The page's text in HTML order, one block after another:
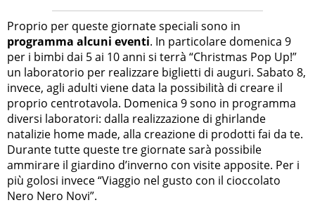
Proprio per queste giornate speciali sono in
programma alcuni eventi. In particolare domenica 9
per i bimbi dai 5 ai 10 anni si terrà “Christmas Pop Up!”
un laboratorio per realizzare biglietti di auguri. Sabato 8,
invece, agli adulti viene data la possibilità di creare il
proprio centrotavola. Domenica 9 sono in programma
diversi laboratori: dalla realizzazione di ghirlande
natalizie home made, alla creazione di prodotti fai da te.
Durante tutte queste tre giornate sarà possibile
ammirare il giardino d’inverno con visite apposite. Per i
più golosi invece “Viaggio nel gusto con il cioccolato
Nero Nero Novi”.